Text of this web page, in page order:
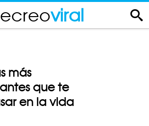
viral
más
que te
en la vida